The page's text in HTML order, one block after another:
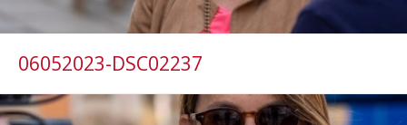
06052023-DSC02237